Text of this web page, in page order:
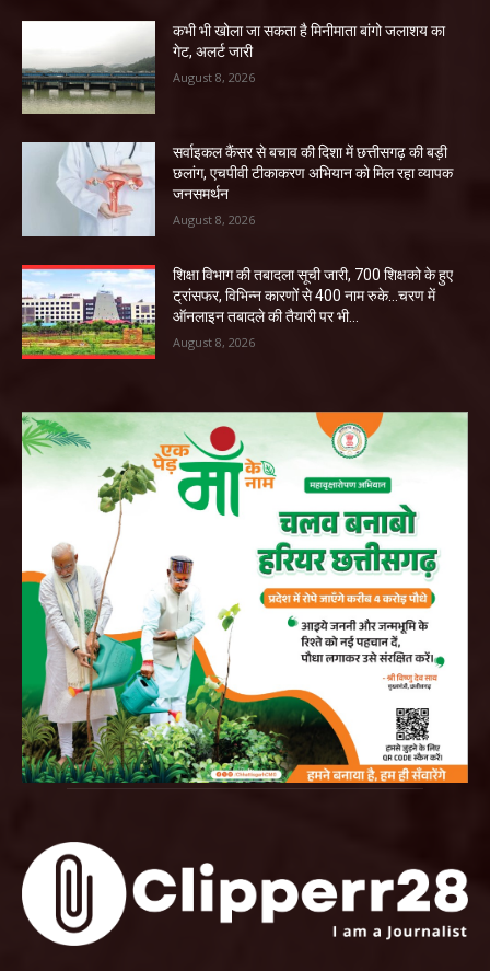
कभी भी खोला जा सकता है मिनीमाता बांगो जलाशय का
गेट, अलर्ट जारी
August 8, 2026
सर्वाइकल कैंसर से बचाव की दिशा में छत्तीसगढ़ की बड़ी
छलांग, एचपीवी टीकाकरण अभियान को मिल रहा व्यापक
जनसमर्थन
August 8, 2026
शिक्षा विभाग की तबादला सूची जारी, 700 शिक्षको के हुए
ट्रांसफर, विभिन्न कारणों से 400 नाम रुके…चरण में
ऑनलाइन तबादले की तैयारी पर भी...
August 8, 2026